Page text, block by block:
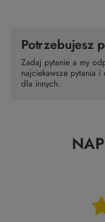
Potrzebujesz
Zadaj pytanie a my
najciekawsze pytania
dla innych.